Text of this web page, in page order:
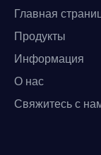
Главная
Продукты
Информация
О нас
Свяжитесь с